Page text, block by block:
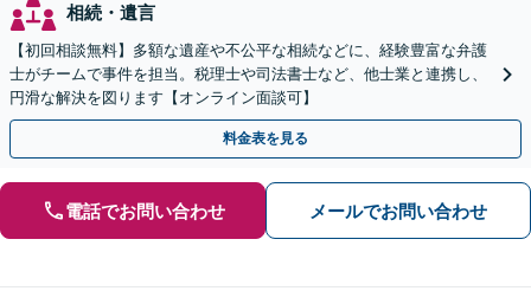
相続・遺言
【初回相談無料】多額な遺産や不公平な相続などに、経験豊富な弁護
士がチームで事件を担当。税理士や司法書士など、他士業と連携し、
円滑な解決を図ります【オンライン面談可】
料金表を見る
電話でお問い合わせ メールでお問い合わせ